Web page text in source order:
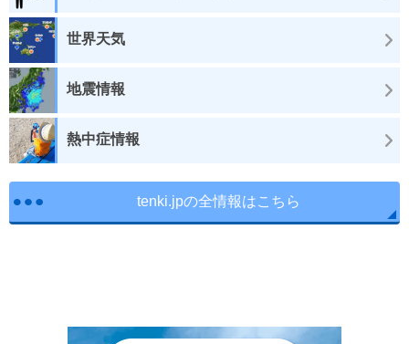
世界天気
地震情報
熱中症情報
tenki.jpの全情報はこちら